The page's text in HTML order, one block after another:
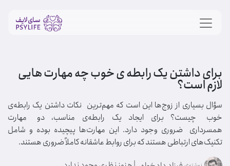
برای داشتن یک رابطه ی خوب چه مهارت هایی
لازم است؟
سؤال بسیاری از زوج‌ها این است که مهم‌ترین نکات داشتن یک رابطه‌ی
خوب چیست؟ برای ایجاد یک رابطه‌ی مناسب، دو مهارت
همسرداری ضروری وجود دارد. این مهارت‌ها پیچیده بوده و شامل
تکنیک‌های ارتباطی هستند که برای روابط عاشقانه کاملاً ضروری هستند.